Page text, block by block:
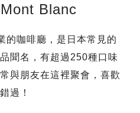
Blanc
的咖啡廳，是日本常見的
聞名，有超過250種口味
與朋友在這裡聚會，喜歡
過！